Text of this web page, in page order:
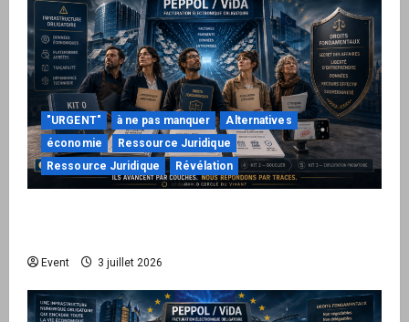
"URGENT" à ne pas manquer
Alternatives
économie
Ressource Juridique
Ressource Juridique
Révélation
Event 3 juillet 2026